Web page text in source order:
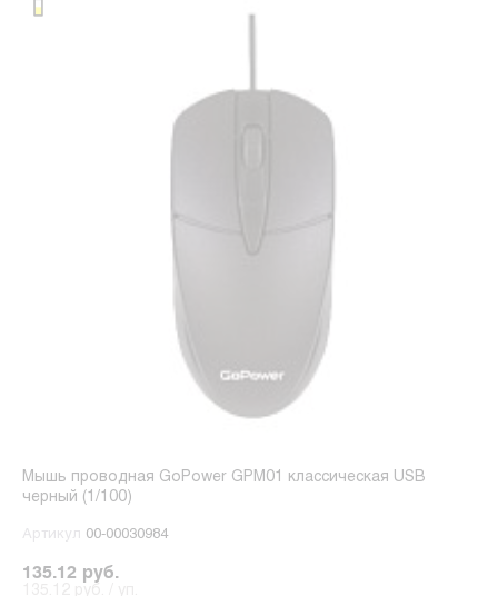
Мышь проводная GoPower GPM01 классическая USB
черный (1/100)
Артикул 00-00030984
135.12 руб.